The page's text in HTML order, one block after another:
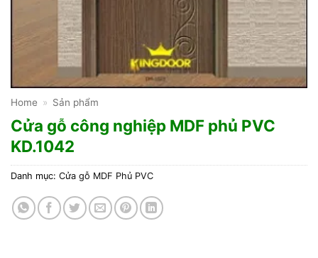
Home » Sản phẩm
Cửa gỗ công nghiệp MDF phủ PVC
KD.1042
Danh mục: Cửa gỗ MDF Phủ PVC